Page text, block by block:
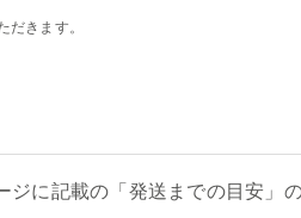
きます。
に記載の「発送までの目安」